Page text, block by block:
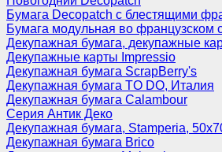
Бумага Decopatch с блестящими
Бумага модульная во французском
Декупажная бумага, декупажные
Декупажные карты Impressio
Декупажная бумага ScrapBerry's
Декупажная бумага TO DO, Италия
Декупажная бумага Calambour
Серия Антик Деко
Декупажная бумага, Stamperia,
Декупажная бумага Brico